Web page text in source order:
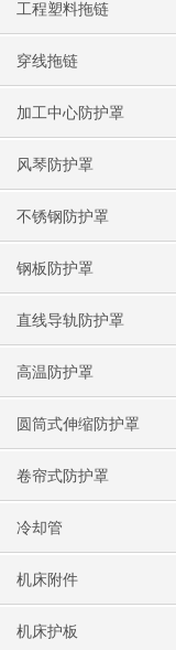
工程塑料拖链
穿线拖链
加工中心防护罩
风琴防护罩
不锈钢防护罩
钢板防护罩
直线导轨防护罩
高温防护罩
圆筒式伸缩防护罩
卷帘式防护罩
冷却管
机床附件
机床护板